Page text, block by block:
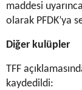
maddesi
olarak PFDK’ya
Diğer kulüpler
TFF
kaydedildi: